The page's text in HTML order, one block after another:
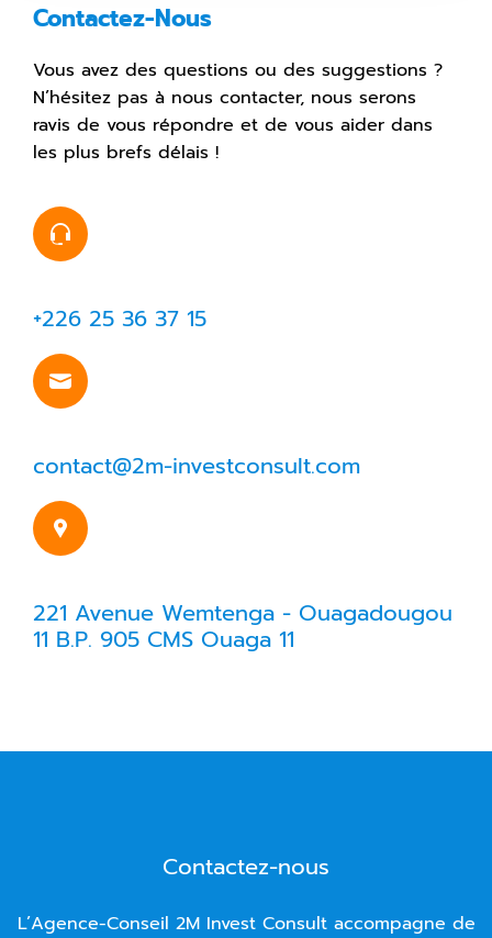
Contactez-Nous
Vous avez des questions ou des suggestions ?
N’hésitez pas à nous contacter, nous serons
ravis de vous répondre et de vous aider dans
les plus brefs délais !
+226 25 36 37 15
contact@2m-investconsult.com
221 Avenue Wemtenga - Ouagadougou
11 B.P. 905 CMS Ouaga 11
Contactez-nous
L’Agence-Conseil 2M Invest Consult accompagne de